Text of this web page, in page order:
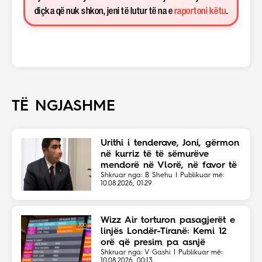
diçka që nuk shkon, jeni të lutur të na e raportoni këtu.
TË NGJASHME
Urithi i tenderave, Joni, gërmon
në kurriz të të sëmurëve
mendorë në Vlorë, në favor të
Eriola Likajt të “Clean Fast”.
Shkruar nga: B Shehu | Publikuar më:
10.08.2026, 01:29
Wizz Air torturon pasagjerët e
linjës Londër-Tiranë: Kemi 12
orë që presim pa asnjë
shpjegim!
Shkruar nga: V Gashi | Publikuar më: